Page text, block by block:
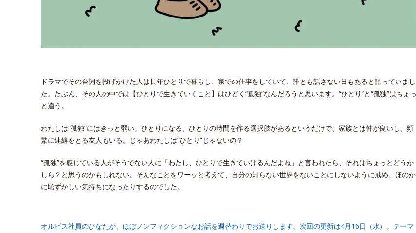
ドラマでその台詞を投げかけた人は長年ひとりで暮らし、家での仕事をしていて、誰とも話さない日もあると語っていまし
た。たぶん、その人の中では【ひとりで生きていくこと】はひどく“孤独”なんだろうと思います。“ひとり”と“孤独”はちょっ
と違う。
わたしは“孤独”にはきっと弱い。ひとりになる、ひとりの時間を作る選択肢があるというだけで、家族とは仲が良いし、頻
繁に連絡をとる友人もいる。じゃあわたしは“ひとり”じゃないの？
“孤独”を感じている人がそうでない人に「わたし、ひとりで生きていけるんだよね」と言われたら、それはちょっとどうか
しら？と思うのかもしれない。そんなことをワーッと考えて、自分の知らない世界をないことにしないように戒め、ほのか
に恥ずかしい気持ちになったりするのでした。
オルビス社員のひなたが、ほぼノンフィクションなお話を週替わりでお送りします。次回の更新は4月16日（水）。テーマ